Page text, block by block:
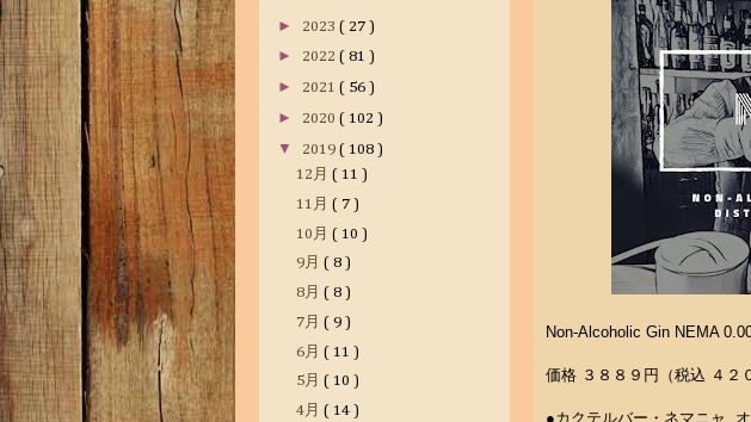
Non-Alcoholic Gin NEMA
価格 ３８８９円（税込 ４２
●カクテルバー・ネマニャ
► 2023 ( 27 )
► 2022 ( 81 )
► 2021 ( 56 )
► 2020 ( 102 )
▼ 2019 ( 108 )
12月 ( 11 )
11月 ( 7 )
10月 ( 10 )
9月 ( 8 )
8月 ( 8 )
7月 ( 9 )
6月 ( 11 )
5月 ( 10 )
4月 ( 14 )